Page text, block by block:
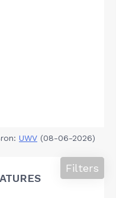
UWV (08-06-2026)
Filters